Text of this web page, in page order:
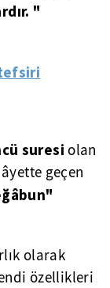
"
suresi olan
geçen
olarak
özellikleri